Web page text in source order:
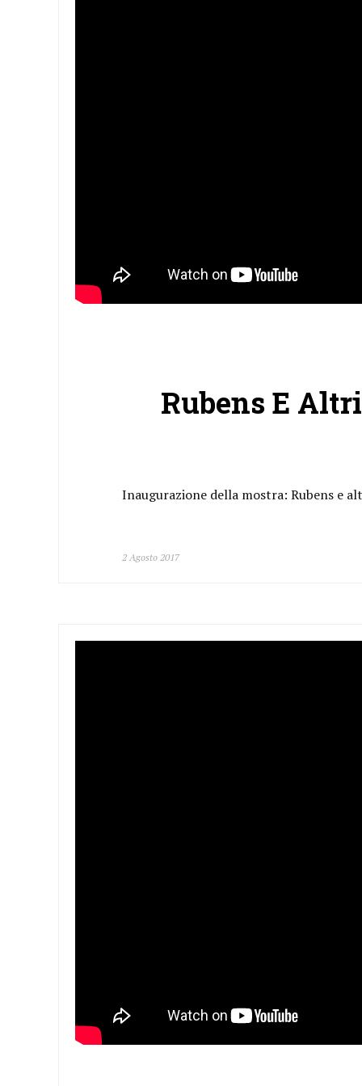
Rubens E
Inaugurazione della mostra: Rubens e
2 Agosto 2017